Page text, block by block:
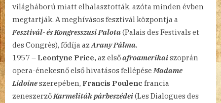
világháború miatt elhalasztották, azóta minden évben
megtartják. A meghívásos fesztivál központja a
Fesztivál- és Kongresszusi Palota(Palais des Festivals et
des Congrès), fődíja az Arany Pálma.
1957 – Leontyne Price, az elsőafroamerikaiszoprán
opera-énekesnő első hivatásos fellépése Madame
Lidoineszerepében, Francis Poulenc francia
zeneszerző Karmeliták párbeszédei(Les Dialogues des